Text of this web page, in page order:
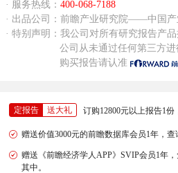
· 服务热线： 400-068-7188
· 出品公司：前瞻产业研究院——中国产
· 特别声明：我公司对所有研究报告产
公司从未通过任何第三方进行
购买报告请认准
定报告 送大礼 订购12800元以上报告1
赠送价值3000元的前瞻数据库会员1年，查
赠送《前瞻经济学人APP》SVIP会员1年
其中。